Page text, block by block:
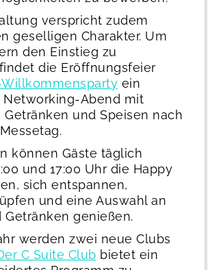
verspricht zudem
geselligen Charakter. Um
den Einstieg zu
die Eröffnungsfeier
ein
Networking-Abend mit
und Speisen nach
können Gäste täglich
und 17:00 Uhr die Happy
sich entspannen,
und eine Auswahl an
Getränken genießen.
werden zwei neue Clubs
C Suite Club bietet ein